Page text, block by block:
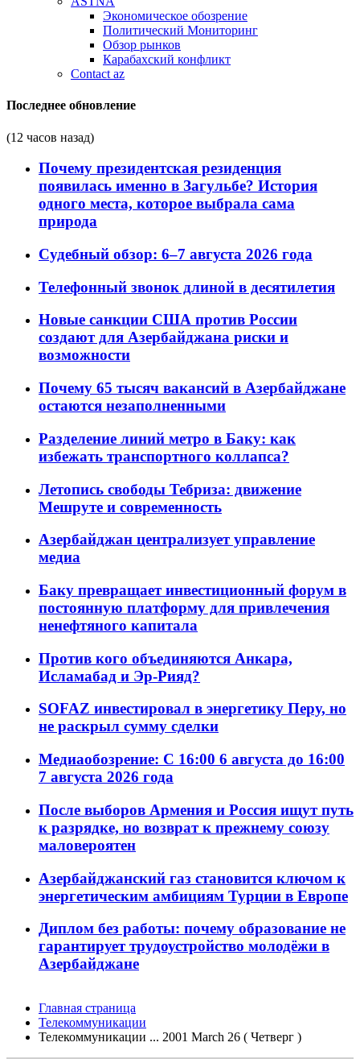
Экономическое обозрение
Политический Мониторинг
Обзор рынков
Карабахский конфликт
Contact az
Последнее обновление
(12 часов назад)
Почему президентская резиденция
появилась именно в Загульбе? История
одного места, которое выбрала сама
природа
Судебный обзор: 6–7 августа 2026 года
Телефонный звонок длиной в десятилетия
Новые санкции США против России
создают для Азербайджана риски и
возможности
Почему 65 тысяч вакансий в Азербайджане
остаются незаполненными
Разделение линий метро в Баку: как
избежать транспортного коллапса?
Летопись свободы Тебриза: движение
Мешруте и современность
Азербайджан централизует управление
медиа
Баку превращает инвестиционный форум в
постоянную платформу для привлечения
ненефтяного капитала
Против кого объединяются Анкара,
Исламабад и Эр-Рияд?
SOFAZ инвестировал в энергетику Перу, но
не раскрыл сумму сделки
Медиаобозрение: С 16:00 6 августа до 16:00
7 августа 2026 года
После выборов Армения и Россия ищут путь
к разрядке, но возврат к прежнему союзу
маловероятен
Азербайджанский газ становится ключом к
энергетическим амбициям Турции в Европе
Диплом без работы: почему образование не
гарантирует трудоустройство молодёжи в
Азербайджане
Главная страница
Телекоммуникации
Телекоммуникации ... 2001 March 26 ( Четверг )